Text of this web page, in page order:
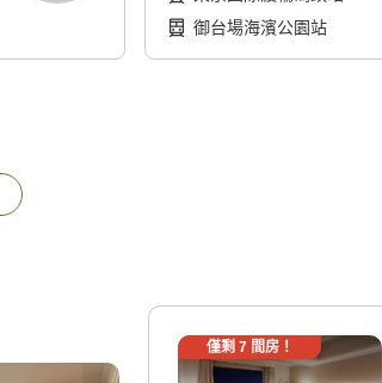
御台場海濱公園站
僅剩 7間房！